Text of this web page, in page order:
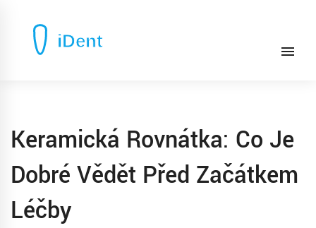
Keramická Rovnátka: Co Je
Dobré Vědět Před Začátkem
Léčby